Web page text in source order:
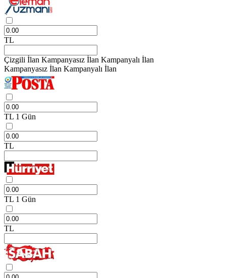
TL
Çizgili İlan Kampanyasız İlan Kampanyalı İlan
Kampanyasız İlan Kampanyalı İlan
TL 1 Gün
TL
TL 1 Gün
TL